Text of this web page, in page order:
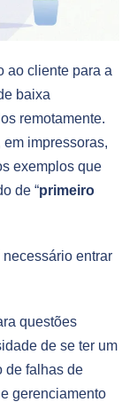
ao cliente para a
baixa
remotamente.
impressoras,
exemplos que
de “primeiro
entrar
questões
de se ter um
de falhas de
gerenciamento